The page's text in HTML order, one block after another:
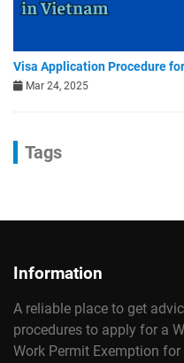
Visa Application Procedure
Mar 24, 2025
Tags
Information
A reliable place to get
procedures to apply for a
Work Permit Exemption